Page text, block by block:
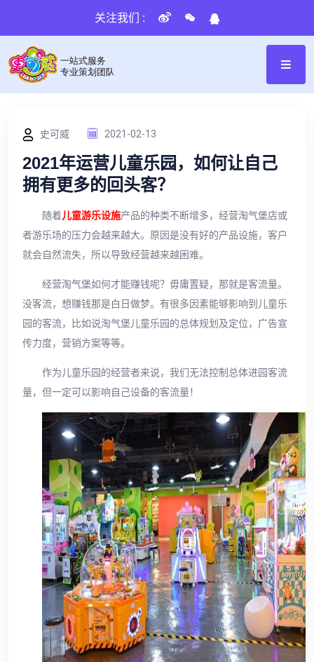
关注我们 :
史可威 2021-02-13
2021年运营儿童乐园，如何让自己
拥有更多的回头客？
随着儿童游乐设施产品的种类不断增多，经营淘气堡店或
者游乐场的压力会越来越大。原因是没有好的产品设施，客户
就会自然流失，所以导致经营越来越困难。
经营淘气堡如何才能赚钱呢？毋庸置疑，那就是客流量。
没客流，想赚钱那是白日做梦。有很多因素能够影响到儿童乐
园的客流，比如说淘气堡儿童乐园的总体规划及定位，广告宣
传力度，营销方案等等。
作为儿童乐园的经营者来说，我们无法控制总体进园客流
量，但一定可以影响自己设备的客流量！